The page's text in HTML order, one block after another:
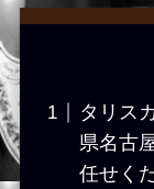
タリス
県名古
任せく